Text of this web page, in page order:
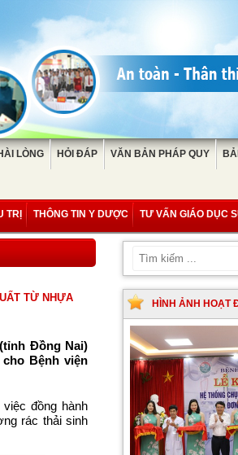
LÒNG HỎI ĐÁP VĂN BẢN PHÁP QUY
TRỊ THÔNG TIN Y DƯỢC TƯ VẤN GIÁO DỤC
TỪ NHỰA
Đồng Nai)
Bệnh viện
đồng hành
rác thải sinh
HÌNH ẢNH HOẠT